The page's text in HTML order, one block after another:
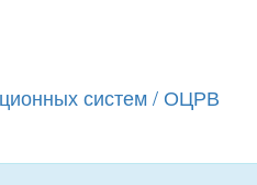
систем / ОЦРВ